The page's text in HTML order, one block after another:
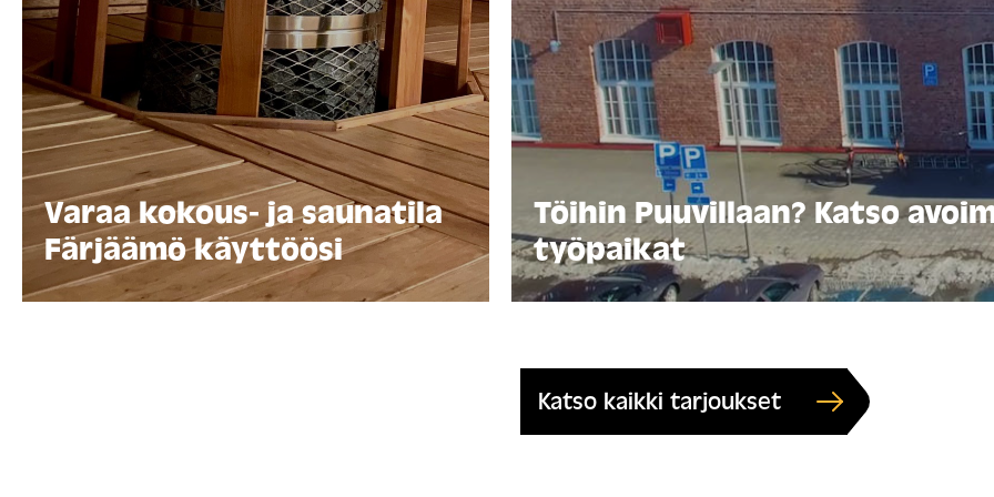
Varaa kokous- ja saunatila
Färjäämö käyttöösi
Töihin Puuvillaan? Katso
työpaikat
Katso kaikki tarjoukset